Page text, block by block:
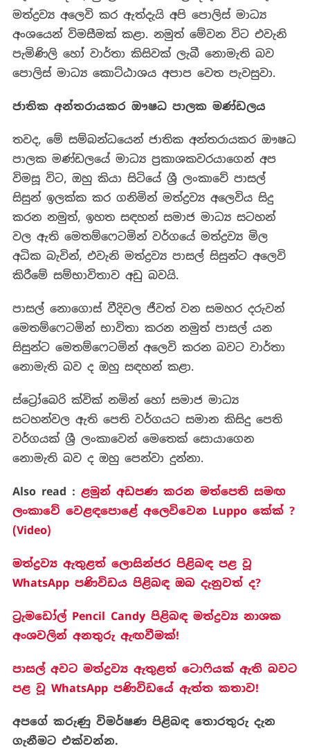
මත්ද්‍රව්‍ය අලෙවි කර ඇත්දැයි අපි පොලිස් මාධ්‍ය
අංශයෙන් විමසීමක් කළා. නමුත් මේවන විට එවැනි
පැමිණිලි හෝ වාර්තා කිසිවක් ලැබී නොමැති බව
පොලිස් මාධ්‍ය කොට්ඨාශය අපාප වෙත පැවසුවා.
ජාතික අන්තරායකර ඖෂධ පාලක මණ්ඩලය
තවද, මේ සම්බන්ධයෙන් ජාතික අන්තරායකර ඖෂධ
පාලක මණ්ඩලයේ මාධ්‍ය ප්‍රකාශකවරයාගෙන් අප
විමසූ විට, ඔහු කියා සිටියේ ශ්‍රී ලංකාවේ පාසල්
සිසුන් ඉලක්ක කර ගනිමින් මත්ද්‍රව්‍ය අලෙවිය සිදු
කරන නමුත්, ඉහත සඳහන් සමාජ මාධ්‍ය සටහන්
වල ඇති මෙතම්ෆෙටමින් වර්ගයේ මත්ද්‍රව්‍ය මිල
අධික බැවින්, එවැනි මත්ද්‍රව්‍ය පාසල් සිසුන්ට අලෙවි
කිරීමේ සම්භාවිතාව අඩු බවයි.
පාසල් නොගොස් වීදිවල ජීවත් වන සමහර දරුවන්
මෙතම්ෆෙටමින් භාවිතා කරන නමුත් පාසල් යන
සිසුන්ට මෙතම්ෆෙටමින් අලෙවි කරන බවට වාර්තා
නොමැති බව ද ඔහු සඳහන් කළා.
ස්ට්‍රෝබෙරි ක්වික් නමින් හෝ සමාජ මාධ්‍ය
සටහන්වල ඇති පෙති වර්ගයට සමාන කිසිදු පෙති
වර්ගයක් ශ්‍රී ලංකාවෙන් මෙතෙක් සොයාගෙන
නොමැති බව ද ඔහු පෙන්වා දුන්නා.
Also read : ළමුන් අඩපණ කරන මත්පෙති සමඟ
ලංකාවේ වෙළඳපොළේ අලෙවිවෙන Luppo කේක් ?
(Video)
මත්ද්‍රව්‍ය ඇතුළත් ලොසින්ජර පිළිබඳ පළ වූ
WhatsApp පණිවිඩය පිළිබඳ ඔබ දැනුවත් ද?
ට්‍රැමඩෝල් Pencil Candy පිළිබඳ මත්ද්‍රව්‍ය නාශක
අංශවලින් අනතුරු ඇඟවීමක්!
පාසල් අවට මත්ද්‍රව්‍ය ඇතුළත් ටොෆියක් ඇති බවට
පළ වූ WhatsApp පණිවිඩයේ ඇත්ත කතාව!
අපගේ කරුණු විමර්ෂණ පිළිබඳ තොරතුරු දැන
ගැනීමට එක්වන්න.